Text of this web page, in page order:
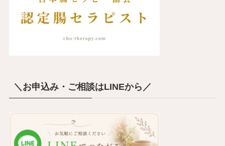
＼お申込み・ご相談はLINEから／